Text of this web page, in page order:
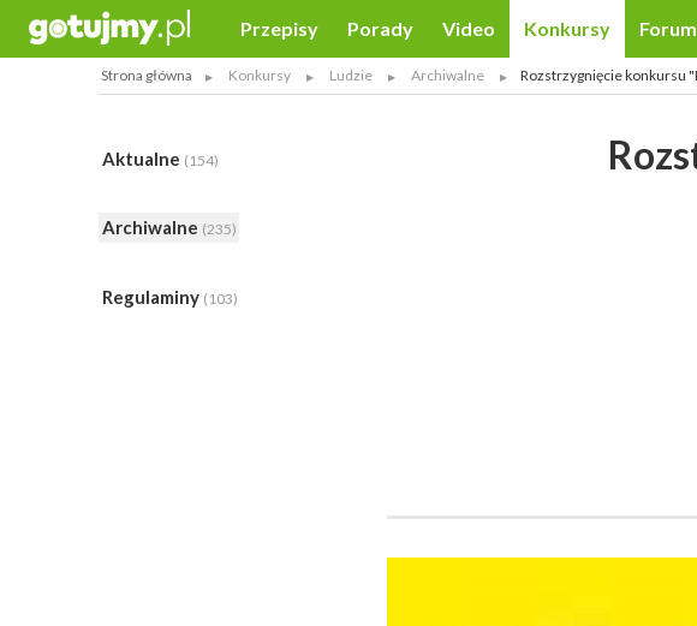
Przepisy Porady Video Konkursy Forum
Strona główna Konkursy Ludzie Archiwalne Rozstrzygnięcie konkursu
Aktualne (154)
Archiwalne (235)
Regulaminy (103)